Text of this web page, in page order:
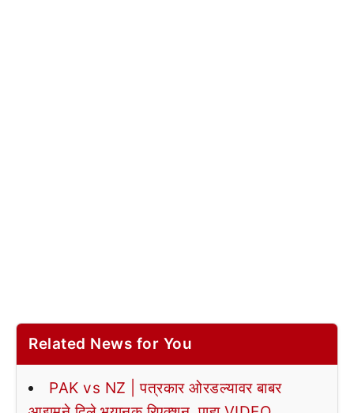
Related News for You
PAK vs NZ | पत्रकार ओरडल्यावर बाबर